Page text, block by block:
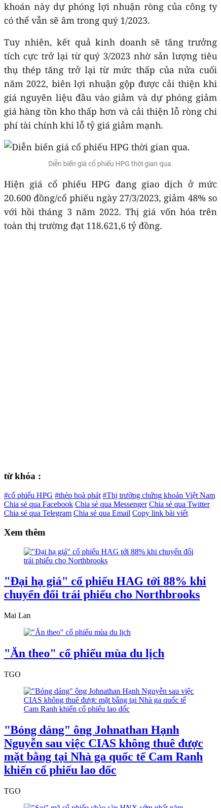
khoán này dự phóng lợi nhuận ròng của công ty
có thể vẫn sẽ âm trong quý 1/2023.
Tuy nhiên, kết quả kinh doanh sẽ tăng trưởng
tích cực trở lại từ quý 3/2023 nhờ sản lượng tiêu
thụ thép tăng trở lại từ mức thấp của nửa cuối
năm 2022, biên lợi nhuận gộp được cải thiện khi
giá nguyên liệu đầu vào giảm và dự phóng giảm
giá hàng tồn kho thấp hơn và cải thiện lỗ ròng chi
phí tài chính khi lỗ tỷ giá giảm mạnh.
Diễn biến giá cổ phiếu HPG thời gian qua.
Hiện giá cổ phiếu HPG đang giao dịch ở mức
20.600 đồng/cổ phiếu ngày 27/3/2023, giảm 48% so
với hồi tháng 3 năm 2022. Thị giá vốn hóa trên
toàn thị trường đạt 118.621,6 tỷ đồng.
từ khóa :
#cổ phiếu HPG #thép hoà phát #Thị trường chứng khoán Việt Nam
Chia sẻ qua Facebook Chia sẻ qua Messenger Chia sẻ qua Twitter
Chia sẻ qua Telegram Chia sẻ qua Email Copy link bài viết
Xem thêm
"Đại hạ giá" cổ phiếu HAG tới 88% khi
chuyển đổi trái phiếu cho Northbrooks
Mai Lan
"Ăn theo" cổ phiếu mùa du lịch
TGO
"Bóng dáng" ông Johnathan Hạnh
Nguyễn sau việc CIAS không thuê được
mặt bằng tại Nhà ga quốc tế Cam Ranh
khiến cổ phiếu lao dốc
TGO